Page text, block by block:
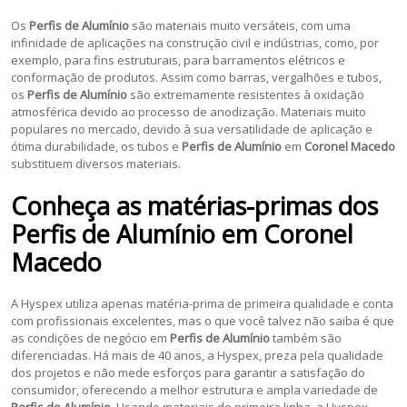
Os Perfis de Alumínio são materiais muito versáteis, com uma
infinidade de aplicações na construção civil e indústrias, como, por
exemplo, para fins estruturais, para barramentos elétricos e
conformação de produtos. Assim como barras, vergalhões e tubos,
os Perfis de Alumínio são extremamente resistentes à oxidação
atmosférica devido ao processo de anodização. Materiais muito
populares no mercado, devido à sua versatilidade de aplicação e
ótima durabilidade, os tubos e Perfis de Alumínio em Coronel Macedo
substituem diversos materiais.
Conheça as matérias-primas dos
Perfis de Alumínio em Coronel
Macedo
A Hyspex utiliza apenas matéria-prima de primeira qualidade e conta
com profissionais excelentes, mas o que você talvez não saiba é que
as condições de negócio em Perfis de Alumíniotambém são
diferenciadas. Há mais de 40 anos, a Hyspex, preza pela qualidade
dos projetos e não mede esforços para garantir a satisfação do
consumidor, oferecendo a melhor estrutura e ampla variedade de